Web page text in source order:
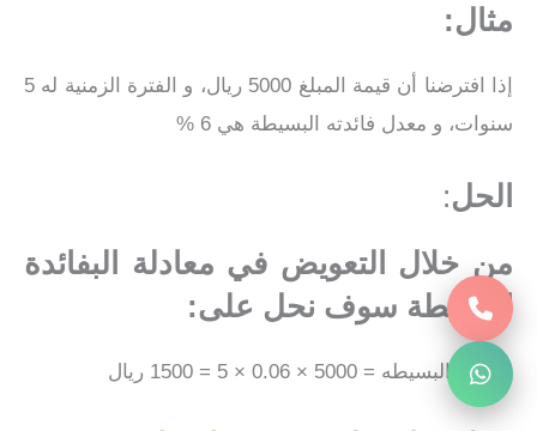
مثال:
إذا افترضنا أن قيمة المبلغ 5000 ريال، و الفترة الزمنية له 5
سنوات، و معدل فائدته البسيطة هي 6 %
الحل:
من خلال التعويض في معادلة البفائدة
البسيطة سوف نحل على:
الفائدة البسيطه = 5000 × 0.06 × 5 = 1500 ريال